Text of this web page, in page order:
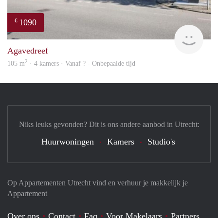
€ 1090
Agavedreef
105 m2 · 4 kamers · Vanaf ? - Onbepaalde tijd
Op Appartementen Utrecht vind en verhuur je makkelijk je
Appartement
Over ons Contact Faq Voor Makelaars Partners
Niks leuks gevonden? Dit is ons andere aanbod in Utrecht:
Huurwoningen Kamers Studio's